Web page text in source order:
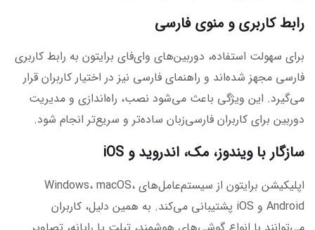
رابط کاربری و منوی فارسی
برای سهولت استفاده، دوربین‌های وای‌فای برایتون به رابط کاربری
فارسی مجهز شده‌اند و راهنمای فارسی نیز در اختیار کاربران قرار
می‌گیرد. این ویژگی باعث می‌شود نصب، راه‌اندازی و مدیریت
دوربین برای کاربران فارسی‌زبان ساده‌تر و سریع‌تر انجام شود.
سازگار با ویندوز، مک، اندروید و iOS
اپلیکیشن برایتون از سیستم‌عامل‌های Windows، macOS،
Android و iOS پشتیبانی می‌کند. به همین دلیل، کاربران